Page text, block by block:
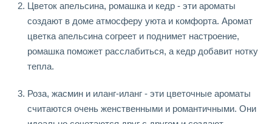
Цветок апельсина, ромашка и кедр - эти ароматы
создают в доме атмосферу уюта и комфорта. Аромат
цветка апельсина согреет и поднимет настроение,
ромашка поможет расслабиться, а кедр добавит нотку
тепла.
Роза, жасмин и иланг-иланг - эти цветочные ароматы
считаются очень женственными и романтичными. Они